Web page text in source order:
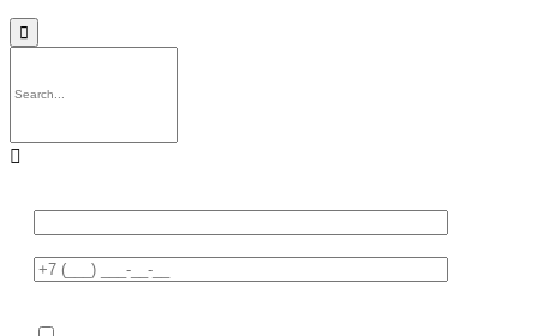

